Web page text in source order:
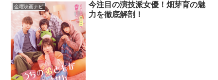
金曜映画ナビ
今注目の演技派女優！畑芽育の魅
力を徹底解剖！